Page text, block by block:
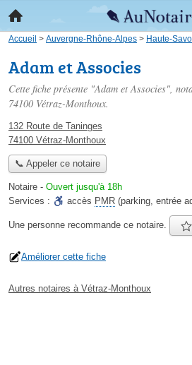
Accueil > Auvergne-Rhône-Alpes > Haute-
Adam et Associes
Cette fiche présente "Adam et Associes",
74100 Vétraz-Monthoux.
132 Route de Taninges
74100 Vétraz-Monthoux
📞 Appeler ce notaire
Notaire - Ouvert jusqu'à 18h
Services :
accès PMR (parking, entrée
Une personne recommande ce notaire.
Améliorer cette fiche
Autres notaires à Vétraz-Monthoux